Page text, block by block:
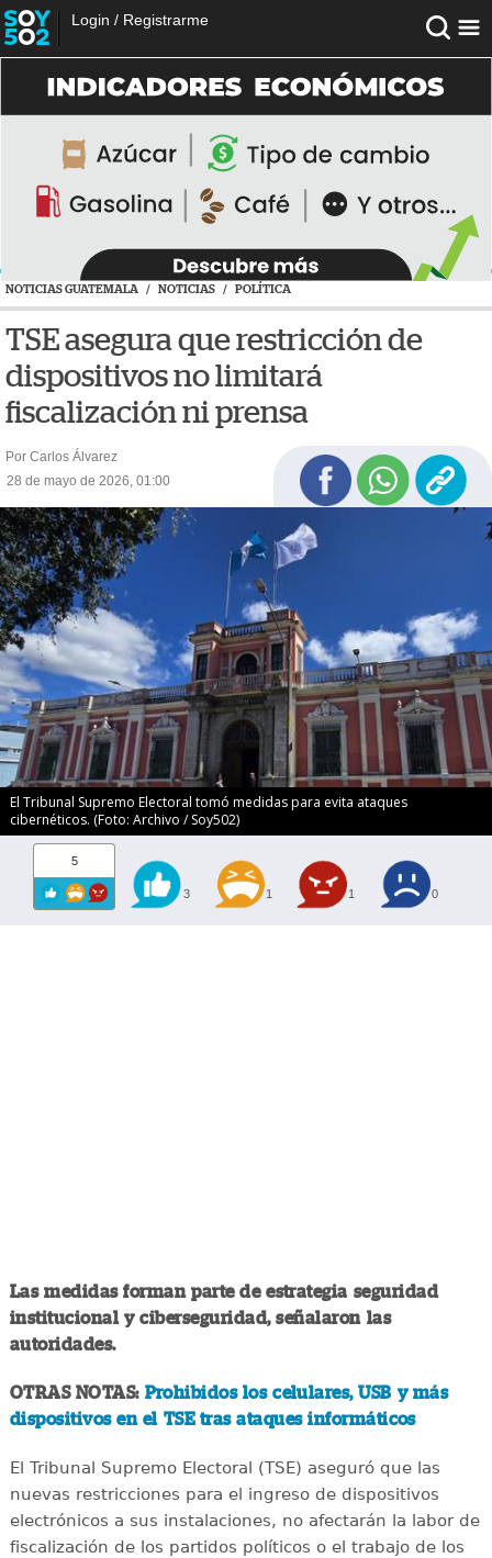
Login / Registrarme
NOTICIAS GUATEMALA / NOTICIAS / POLÍTICA
TSE asegura que restricción de
dispositivos no limitará
fiscalización ni prensa
Por Carlos Álvarez
28 de mayo de 2026, 01:00
El Tribunal Supremo Electoral tomó medidas para evita ataques
cibernéticos. (Foto: Archivo / Soy502)
5
3 1 1 0
Las medidas forman parte de estrategia seguridad
institucional y ciberseguridad, señalaron las
autoridades.
OTRAS NOTAS: Prohibidos los celulares, USB y más
dispositivos en el TSE tras ataques informáticos
El Tribunal Supremo Electoral (TSE) aseguró que las
nuevas restricciones para el ingreso de dispositivos
electrónicos a sus instalaciones, no afectarán la labor de
fiscalización de los partidos políticos o el trabajo de los